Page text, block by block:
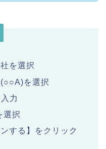
を選択
を選択
力
選択
する】をクリック